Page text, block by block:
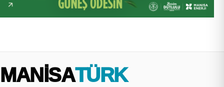
MANİSA TÜRK